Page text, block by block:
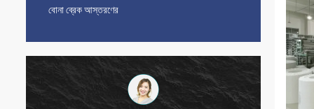
বোনা ব্রেক আস্তরণের